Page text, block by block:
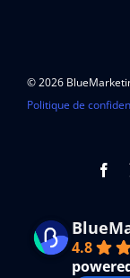
© 2026
Politique de
4.8